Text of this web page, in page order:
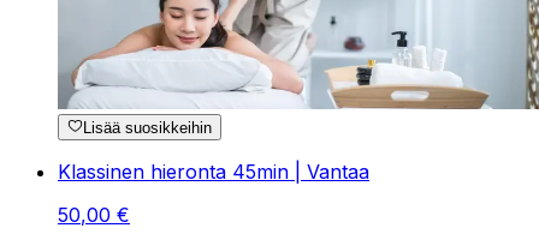
Lisää suosikkeihin
Klassinen hieronta 45min | Vantaa
50,00 €